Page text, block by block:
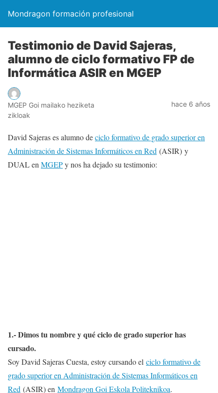
Mondragon formación profesional
Testimonio de David Sajeras,
alumno de ciclo formativo FP de
Informática ASIR en MGEP
MGEP Goi mailako heziketa
zikloak
hace 6 años
David Sajeras es alumno deciclo formativo de grado superior en
Administración de Sistemas Informáticos en Red (ASIR) y
DUAL en MGEPy nos ha dejado su testimonio:
1.- Dimos tu nombre y qué ciclo de grado superior has
cursado.
Soy David Sajeras Cuesta, estoy cursando el ciclo formativo de
grado superior en Administración de Sistemas Informáticos en
Red (ASIR) en Mondragon Goi Eskola Politeknikoa.